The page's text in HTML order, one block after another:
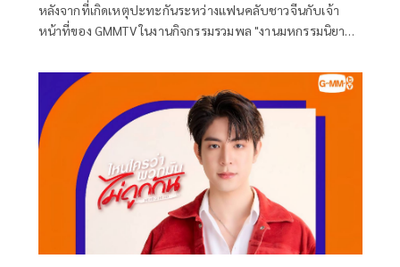
หลังจากที่เกิดเหตุปะทะกันระหว่างแฟนคลับชาวจีนกับเจ้า
หน้าที่ของ GMMTV ในงานกิจกรรมรวมพล "งานมหกรรมนิยาย
ระเบียบของงาน โดยแฟนคลับชาวไทยหลายคนมีการโพสต์ถึง
เหตุการร์ดังกล่าวเต็มโซเชียล